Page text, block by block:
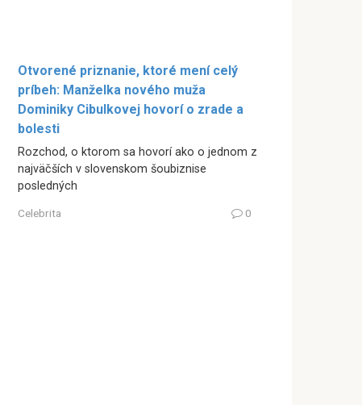
Otvorené priznanie, ktoré mení celý
príbeh: Manželka nového muža
Dominiky Cibulkovej hovorí o zrade a
bolesti
Rozchod, o ktorom sa hovorí ako o jednom z
najväčších v slovenskom šoubiznise
posledných
Celebrita 0